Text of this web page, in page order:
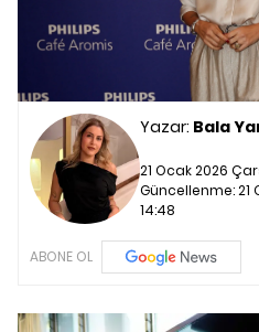
Yazar: Bala
21 Ocak 2026
Güncellenme:21
14:48
ABONE OL